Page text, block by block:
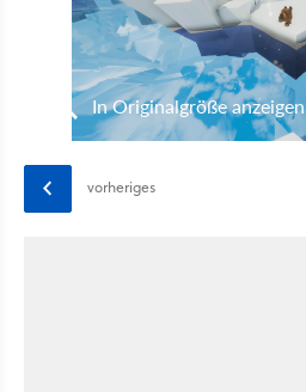
In Originalgröße anzeigen
vorheriges